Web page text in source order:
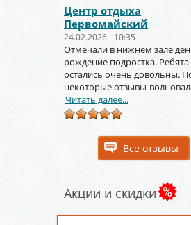
Центр отдыха
Первомайский
24.02.2026 - 10:35
Отмечали в нижнем зале
рождение подростка. Ребята
остались очень довольны.
некоторые отзывы-
зря. Крутое место.
Читать далее...
Все отзывы
Акции и скидки
Сауна
Вместимость
Район:
подробнее